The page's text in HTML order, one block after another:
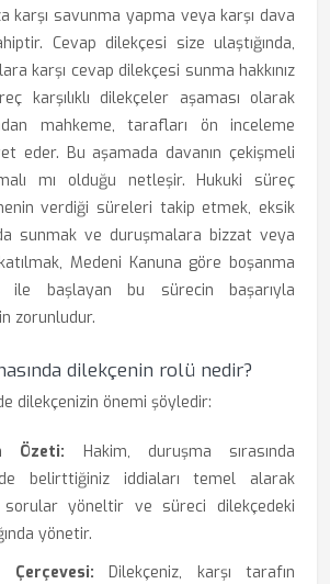
karşı savunma yapma veya karşı dava
Cevap dilekçesi size ulaştığında,
karşı cevap dilekçesi sunma hakkınız
karşılıklı dilekçeler aşaması olarak
mahkeme, tarafları ön inceleme
eder. Bu aşamada davanın çekişmeli
mı olduğu netleşir. Hukuki süreç
verdiği süreleri takip etmek, eksik
sunmak ve duruşmalara bizzat veya
Medeni Kanuna göre boşanma
ile başlayan bu sürecin başarıyla
zorunludur.
dilekçenin rolü nedir?
dilekçenizin önemi şöyledir:
Özeti: Hakim, duruşma sırasında
belirttiğiniz iddiaları temel alarak
yöneltir ve süreci dilekçedeki
yönetir.
Çerçevesi: Dilekçeniz, karşı tarafın